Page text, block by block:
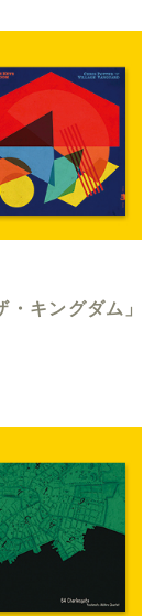
・キングダム」